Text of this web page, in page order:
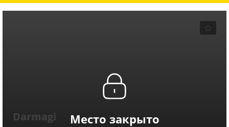
Место закрыто
Darmagi